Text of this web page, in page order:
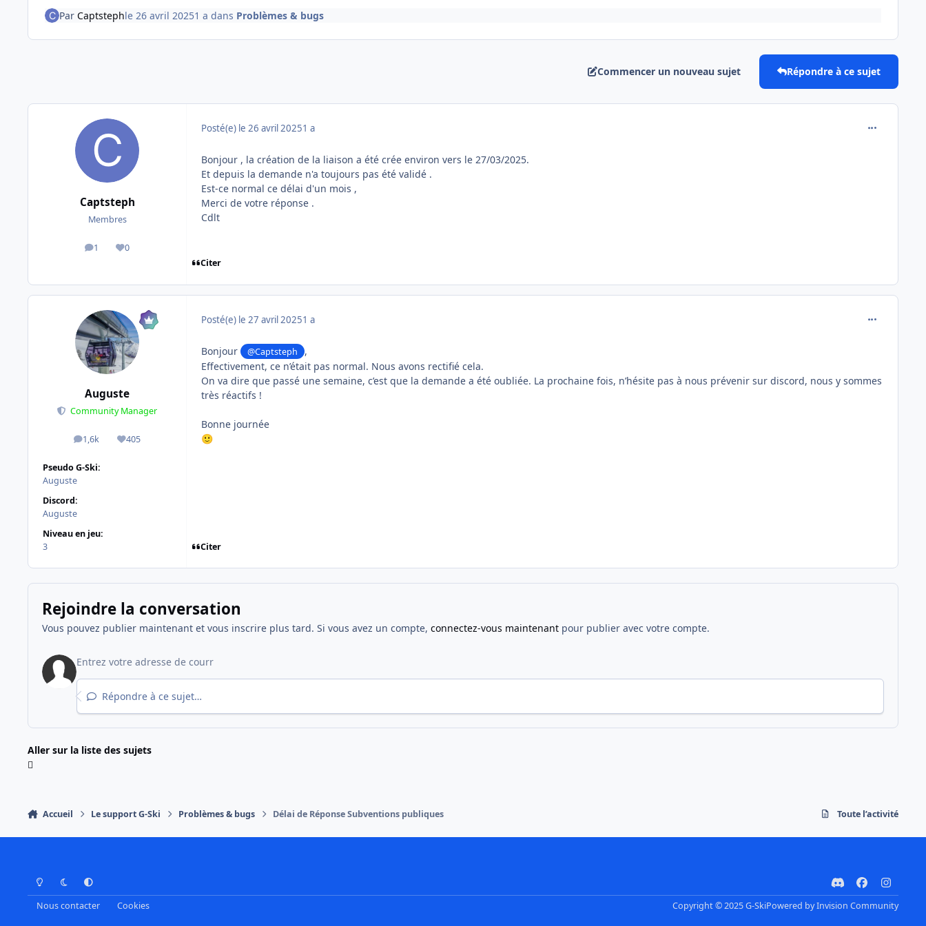
Par Captstephle 26 avril 20251 a dans Problèmes & bugs
Commencer un nouveau sujet Répondre à ce sujet
Captsteph
Membres
1
messages
0
Réputation
Posté(e) le 26 avril 20251 a
Bonjour , la création de la liaison a été crée environ vers le 27/03/2025.
Et depuis la demande n'a toujours pas été validé .
Est-ce normal ce délai d'un mois ,
Merci de votre réponse .
Cdlt
Citer
Auguste
Community Manager
1,6k
messages405
Réputation
Pseudo G-Ski:
Auguste
Discord:
Auguste
Niveau en jeu:
3
Posté(e) le 27 avril 20251 a
Bonjour @Captsteph
,
Effectivement, ce n’était pas normal. Nous avons rectifié cela.
On va dire que passé une semaine, c’est que la demande a été oubliée. La prochaine fois, n’hésite pas à nous prévenir sur discord, nous y sommes
très réactifs !
Bonne journée
🙂
Citer
Rejoindre la conversation
Vous pouvez publier maintenant et vous inscrire plus tard. Si vous avez un compte, connectez-vous maintenantpour publier avec votre compte.
Répondre à ce sujet…
Aller sur la liste des sujets
Accueil Le support G-Ski Problèmes & bugs Délai de Réponse Subventions publiques Toute l’activité
Mode ClairMode SombrePréférence Système
d
i
s
a
c
n
s
Nous contacter Cookies Copyright © 2025 G-SkiPowered byInvision Community